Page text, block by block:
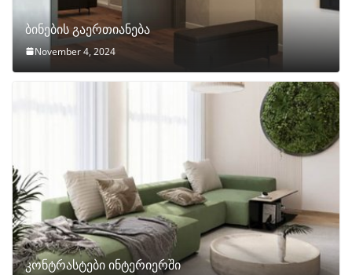
ბინების გაერთიანება
November 4, 2024
კონტრასტები ინტერიერში